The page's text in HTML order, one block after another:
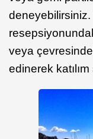
deneyebilirsiniz.
veya
edinerek